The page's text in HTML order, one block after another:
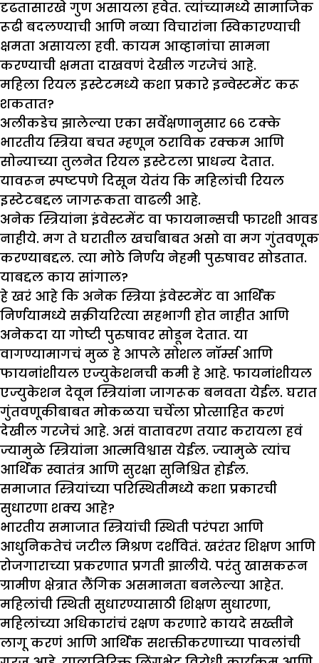
दृढतासारखे गुण असायला हवेत. त्यांच्यामध्ये सामाजिक
रूढी बदलण्याची आणि नव्या विचारांना स्विकारण्याची
क्षमता असायला हवी. कायम आव्हानांचा सामना
करण्याची क्षमता दाखवणं देखील गरजेचं आहे.
महिला रियल इस्टेटमध्ये कशा प्रकारे इन्वेस्टमेंट करू
शकतात?
अलीकडेच झालेल्या एका सर्वेक्षणानुसार ६६ टक्के
भारतीय स्त्रिया बचत म्हणून ठराविक रक्कम आणि
सोन्याच्या तुलनेत रियल इस्टेटला प्राधन्य देतात.
यावरून स्पष्टपणे दिसून येतंय कि महिलांची रियल
इस्टेटबद्दल जागरूकता वाढली आहे.
अनेक स्त्रियांना इंवेस्टमेंट वा फायनान्सची फारशी आवड
नाहीये. मग ते घरातील खर्चाबाबत असो वा मग गुंतवणूक
करण्याबद्दल. त्या मोठे निर्णय नेहमी पुरुषावर सोडतात.
याबद्दल काय सांगाल?
हे खरं आहे कि अनेक स्त्रिया इंवेस्टमेंट वा आर्थिक
निर्णयामध्ये सक्रीयरित्या सहभागी होत नाहीत आणि
अनेकदा या गोष्टी पुरुषावर सोडून देतात. या
वागण्यामागचं मुळ हे आपले सोशल नॉर्म्स आणि
फायनांशीयल एज्युकेशनची कमी हे आहे. फायनांशीयल
एज्युकेशन देवून स्त्रियांना जागरूक बनवता येईल. घरात
गुंतवणूकीबाबत मोकळया चर्चेला प्रोत्साहित करणं
देखील गरजेचं आहे. असं वातावरण तयार करायला हवं
ज्यामुळे स्त्रियांना आत्मविश्वास येईल. ज्यामुळे त्यांच
आर्थिक स्वातंत्र आणि सुरक्षा सुनिश्चित होईल.
समाजात स्त्रियांच्या परिस्थितीमध्ये कशा प्रकारची
सुधारणा शक्य आहे?
भारतीय समाजात स्त्रियांची स्थिती परंपरा आणि
आधुनिकतेचं जटील मिश्रण दर्शवितं. खरंतर शिक्षण आणि
रोजगाराच्या प्रकरणात प्रगती झालीये. परंतु खासकरून
ग्रामीण क्षेत्रात लैंगिक असमानता बनलेल्या आहेत.
महिलांची स्थिती सुधारण्यासाठी शिक्षण सुधारणा,
महिलांच्या अधिकारांचं रक्षण करणारे कायदे सख्तीने
लागू करणं आणि आर्थिक सशक्तीकरणाच्या पावलांची